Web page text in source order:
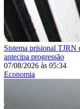
Sistema prisional TJRN
antecipa progressão
07/08/2026 às 05:34
Economia